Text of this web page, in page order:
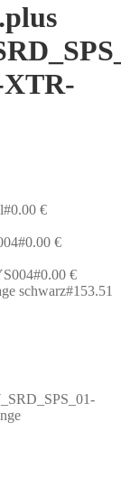
XTR-
€
€
€
schwarz#153.51